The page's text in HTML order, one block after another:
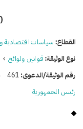
(28.97 كيلوبايت)
القطاع: سياسات اقتصادية
نوع الوثيقة: قوانين ولوائح ›
رقم الوثيقة/الدعوى: 461
رئيس الجمهورية